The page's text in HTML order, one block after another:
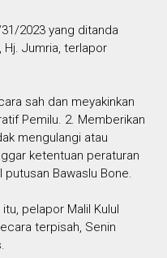
2023 yang ditanda
Hj. Jumria, terlapor
sah dan meyakinkan
Pemilu. 2. Memberikan
mengulangi atau
ketentuan peraturan
putusan Bawaslu Bone.
pelapor Malil Kulul
terpisah, Senin